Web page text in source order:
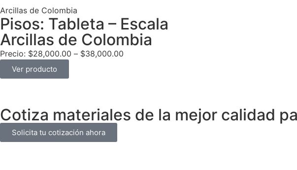
Arcillas de Colombia
Pisos: Tableta – Escala
Arcillas de Colombia
Precio: $28,000.00 – $38,000.00
Ver producto
Cotiza materiales de la mejor calidad
Solicita tu cotización ahora